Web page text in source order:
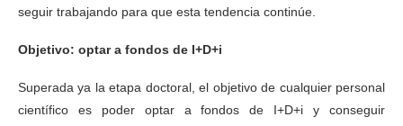
seguir trabajando para que esta tendencia continúe.
Objetivo: optar a fondos de I+D+i
Superada ya la etapa doctoral, el objetivo de cualquier personal
científico es poder optar a fondos de I+D+i y conseguir